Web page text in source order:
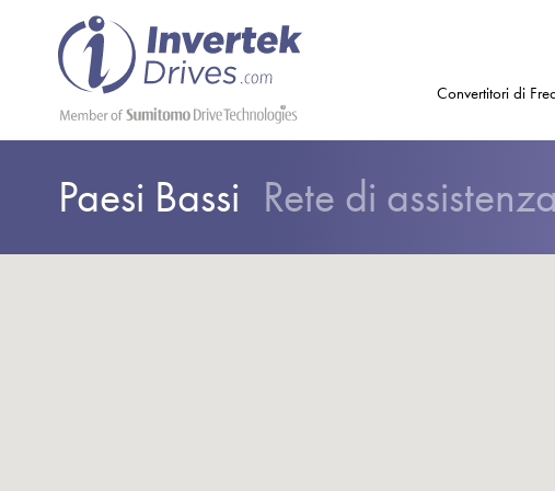
Convertitori di
Paesi Bassi Rete di assistenza